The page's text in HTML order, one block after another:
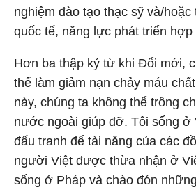
nghiệm đào tạo thạc sỹ và/hoặc
quốc tế, năng lực phát triển hợp
Hơn ba thập kỷ từ khi Đổi mới,
thể làm giảm nạn chảy máu
này, chúng ta không thể trông
nước ngoài giúp đỡ. Tôi sống ở
đấu tranh để tài năng của các
người Việt được thừa nhận ở
sống ở Pháp và chào đón